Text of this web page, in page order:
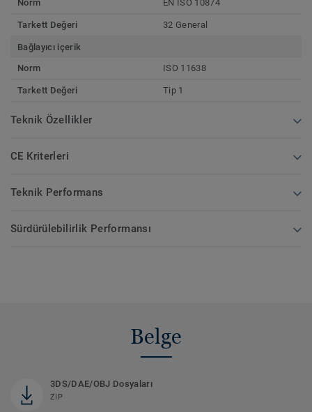
Norm EN ISO 10874
Tarkett Değeri 32 General
Bağlayıcı içerik
Norm
ISO 11638
Tarkett Değeri Tip 1
Teknik Özellikler
CE Kriterleri
Teknik Performans
Sürdürülebilirlik Performansı
Belge
3DS/DAE/OBJ Dosyaları
ZIP